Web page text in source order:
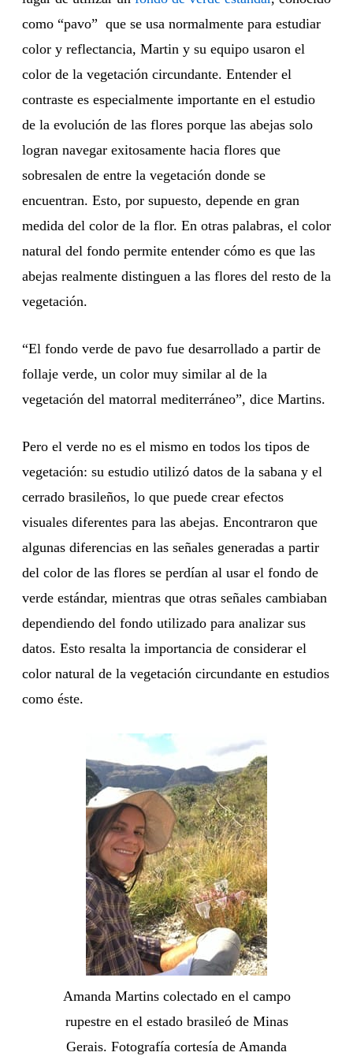
como “pavo” que se usa normalmente para estudiar
color y reflectancia, Martin y su equipo usaron el
color de la vegetación circundante. Entender el
contraste es especialmente importante en el estudio
de la evolución de las flores porque las abejas solo
logran navegar exitosamente hacia flores que
sobresalen de entre la vegetación donde se
encuentran. Esto, por supuesto, depende en gran
medida del color de la flor. En otras palabras, el color
natural del fondo permite entender cómo es que las
abejas realmente distinguen a las flores del resto de la
vegetación.
“El fondo verde de pavo fue desarrollado a partir de
follaje verde, un color muy similar al de la
vegetación del matorral mediterráneo”, dice Martins.
Pero el verde no es el mismo en todos los tipos de
vegetación: su estudio utilizó datos de la sabana y el
cerrado brasileños, lo que puede crear efectos
visuales diferentes para las abejas. Encontraron que
algunas diferencias en las señales generadas a partir
del color de las flores se perdían al usar el fondo de
verde estándar, mientras que otras señales cambiaban
dependiendo del fondo utilizado para analizar sus
datos. Esto resalta la importancia de considerar el
color natural de la vegetación circundante en estudios
como éste.
Amanda Martins colectado en el campo
rupestre en el estado brasileó de Minas
Gerais. Fotografía cortesía de Amanda